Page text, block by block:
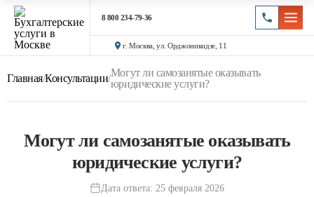
8 800 234-79-36
г. Москва, ул. Орджоникидзе, 11
Главная/Консультации/Могут ли самозанятые оказывать
юридические услуги?
Могут ли самозанятые оказывать
юридические услуги?
Дата ответа: 25 февраля 2026